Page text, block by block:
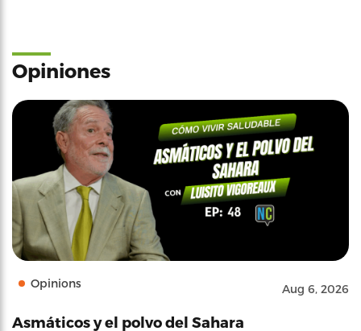
Opiniones
Opinions Aug 6, 2026
Asmáticos y el polvo del Sahara